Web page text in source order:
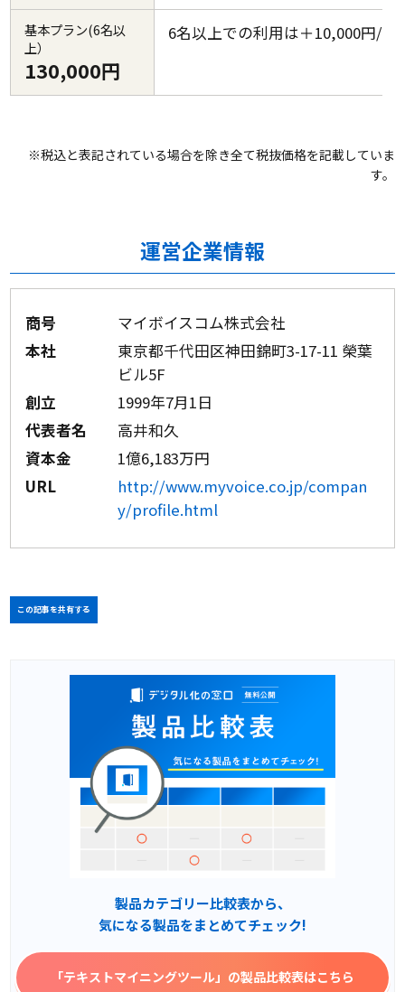
基本プラン(6名以
上）
130,000円
6名以上での利用は＋10,000円/1
※税込と表記されている場合を除き全て税抜価格を記載していま
す。
運営企業情報
商号
マイボイスコム株式会社
本社
東京都千代田区神田錦町3-17-11 榮葉
ビル5F
創立
1999年7月1日
代表者名
高井和久
資本金
1億6,183万円
URL
http://www.myvoice.co.jp/compan
y/profile.html
この記事を共有する
製品カテゴリー比較表から、
気になる製品をまとめてチェック!
「テキストマイニングツール」 の製品比較表はこちら